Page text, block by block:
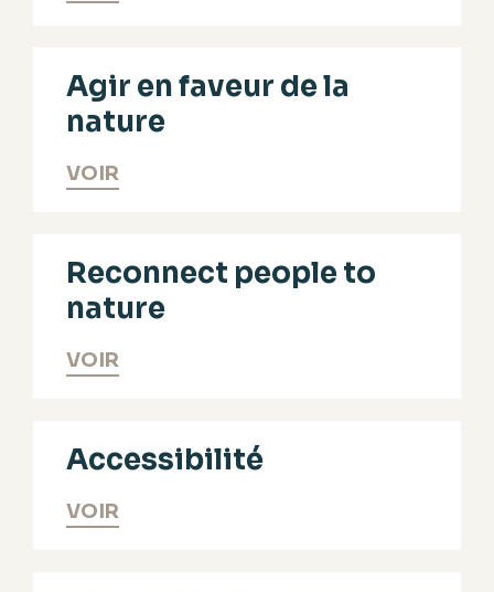
Agir en faveur de la
nature
VOIR
Reconnect people to
nature
VOIR
Accessibilité
VOIR